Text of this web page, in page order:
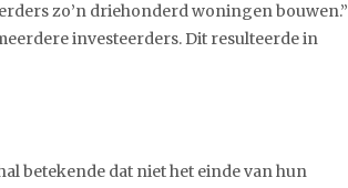
zo’n driehonderd woningen bouwen.”
investeerders. Dit resulteerde in
betekende dat niet het einde van hun